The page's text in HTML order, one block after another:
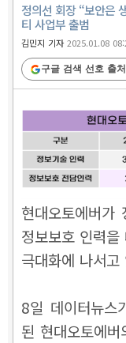
정의선 회장 “보안은
티 사업부 출범
김민지 기자2025.01.08
구글 검색 선호 출
현대오토에버가
정보보호 인력
극대화에 나서고
8일 데이터뉴스
된 현대오토에